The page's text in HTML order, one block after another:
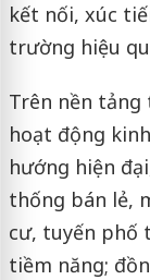
kết nối, xúc
trường hiệu
Trên nền tảng
hoạt động
hướng hiện
thống bán lẻ,
cư, tuyến phố
tiềm năng;